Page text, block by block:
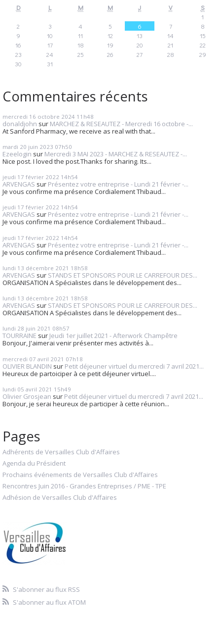
D L M M J V
S
1
2
3 4 5 6 7
8
9
10 11 12 13 14
15
16
17 18 19 20 21
22
23
24 25 26 27 28
29
30
31
Commentaires récents
mercredi 16 octobre 2024 11h48
donaldjohn sur MARCHEZ & RESEAUTEZ - Mercredi 16 octobre -...
At Sanford Pharmacy, we receive as real with that...
mardi 20 juin 2023 07h50
Ezeelogin sur Mercredi 3 MAI 2023 - MARCHEZ & RESEAUTEZ -...
Nice post. I loved the post.Thanks for sharing. Its...
jeudi 17 février 2022 14h54
ARVENGAS sur Présentez votre entreprise - Lundi 21 février -...
Je vous confirme ma présence Cordialement Thibaud...
jeudi 17 février 2022 14h54
ARVENGAS sur Présentez votre entreprise - Lundi 21 février -...
Je vous confirme ma présence Cordialement Thibaud...
jeudi 17 février 2022 14h54
ARVENGAS sur Présentez votre entreprise - Lundi 21 février -...
Je vous confirme ma présence Cordialement Thibaud...
lundi 13 décembre 2021 18h58
ARVENGAS sur STANDS ET SPONSORS POUR LE CARREFOUR DES...
ORGANISATION A Spécialistes dans le développement des...
lundi 13 décembre 2021 18h58
ARVENGAS sur STANDS ET SPONSORS POUR LE CARREFOUR DES...
ORGANISATION A Spécialistes dans le développement des...
lundi 28 juin 2021 08h57
TOURRAINE sur Jeudi 1er juillet 2021 - Afterwork Champêtre
Bonjour, J'aimerai venir présenter mes activités à...
mercredi 07 avril 2021 07h18
OLIVIER BLANDIN sur Petit déjeuner virtuel du mercredi 7 avril 2021...
Heureux de partoiciper à ce petit déjeuner virtuel....
lundi 05 avril 2021 15h49
Olivier Grosjean sur Petit déjeuner virtuel du mercredi 7 avril 2021...
Bonjour, je serai heureux de participer à cette réunion...
Pages
Adhérents de Versailles Club d'Affaires
Agenda du Président
Prochains événements de Versailles Club d'Affaires
Rencontres Juin 2016 - Grandes Entreprises / PME - TPE
Adhésion de Versailles Club d'Affaires
S'abonner au flux RSS
S'abonner au flux ATOM